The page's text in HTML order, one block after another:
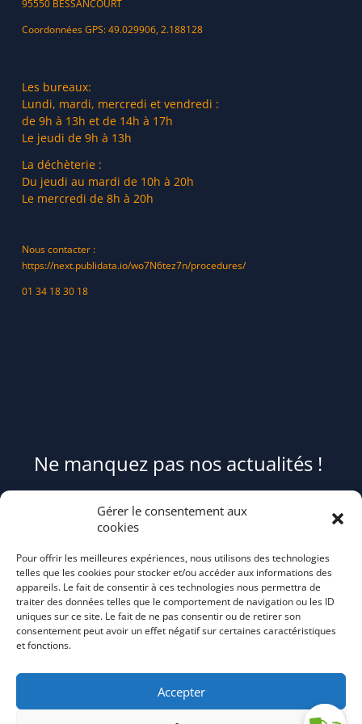
Gérer le consentement aux
cookies
Pour offrir les meilleures expériences, nous utilisons des technologies
telles que les cookies pour stocker et/ou accéder aux informations des
appareils. Le fait de consentir à ces technologies nous permettra de
traiter des données telles que le comportement de navigation ou les ID
uniques sur ce site. Le fait de ne pas consentir ou de retirer son
consentement peut avoir un effet négatif sur certaines caractéristiques
et fonctions.
Accepter
95550 BESSANCOURT
Coordonnées GPS: 49.029906, 2.188128
Les bureaux:
Lundi, mardi, mercredi et vendredi :
de 9h à 13h et de 14h à 17h
Le jeudi de 9h à 13h
La déchèterie :
Du jeudi au mardi de 10h à 20h
Le mercredi de 8h à 20h
Nous contacter :
https://next.publidata.io/wo7N6tez7n/procedures/
01 34 18 30 18
Ne manquez pas nos actualités !
conseils et astuces pour mieux trier et réduire vos déchets,
vous au flash info bi-mensuel Tri Action!